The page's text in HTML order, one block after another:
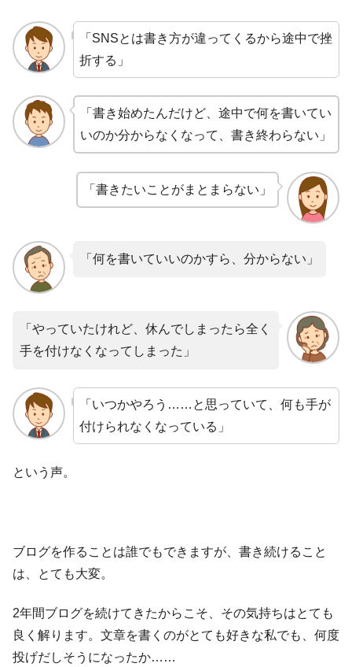
「SNSとは書き方が違ってくるから途中で挫
折する」
「書き始めたんだけど、途中で何を書いてい
いのか分からなくなって、書き終わらない」
「書きたいことがまとまらない」
「何を書いていいのかすら、分からない」
「やっていたけれど、休んでしまったら全く
手を付けなくなってしまった」
「いつかやろう……と思っていて、何も手が
付けられなくなっている」
という声。
ブログを作ることは誰でもできますが、書き続けること
は、とても大変。
2年間ブログを続けてきたからこそ、その気持ちはとても
良く解ります。文章を書くのがとても好きな私でも、何度
投げだしそうになったか……